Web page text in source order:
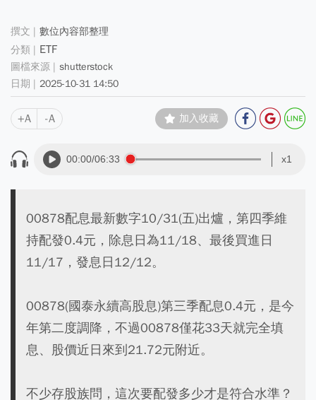
數位內容部整理
ETF
shutterstock
2025-10-31 14:50
+A -A 加入收藏
00:00/06:33 x1
00878配息最新數字10/31(五)出爐，第四季維
持配發0.4元，除息日為11/18、最後買進日
11/17，發息日12/12。
00878(國泰永續高股息)第三季配息0.4元，是今
年第二度調降，不過00878僅花33天就完全填
息、股價近日來到21.72元附近。
不少存股族問，這次要配發多少才是符合水準？